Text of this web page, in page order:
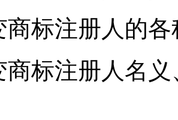
商标注册人
商标注册人名